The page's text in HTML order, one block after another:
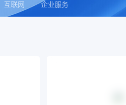
互联网 企业服务